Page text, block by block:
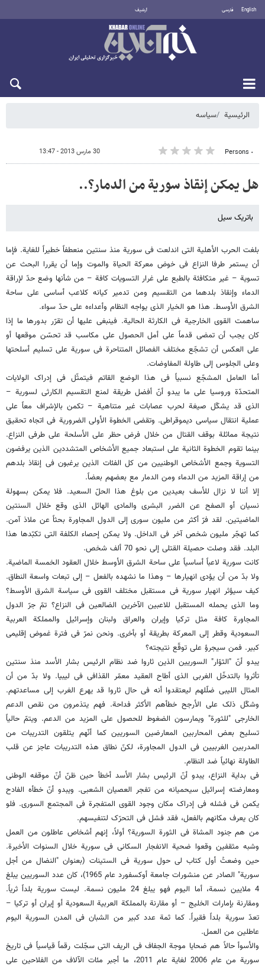
English فارسی أرشيف
الرئيسية سیاسه
٠ Persons 30 مارس 2013 - 13:47
هل یمکن إنقاذ سوریة من الدمار؟..
باتریک سیل
بلغت الحرب الأهلیة التی اندلعت فی سوریة منذ سنتین منعطفاً خطیراً للغایة. فإما
أن یستمر طرفا النزاع فی خوض معرکة الحیاة والموت وإما أن یقررا البحث عن
تسویة – غیر متکافئة بالطبع على غرار التسویات کافة – من شأنها وضع حدّ لإراقة
الدماء وإنقاذ بلدهما من التقسیم ومن تدمیر کیانه کلاعب أساسی على ساحة
الشرق الأوسط. هذا هو الخیار الذی یواجه النظام وأعداءه على حدّ سواء.
ساهمت القوى الخارجیة فی الکارثة الحالیة. فینبغی علیها أن تقرّر بدورها ما إذا
کان یجب أن تمضی قدماً على أمل الحصول على مکاسب قد تحسّن موقعها أو
على العکس أن تشجّع مختلف الفصائل المتناحرة فی سوریة على تسلیم أسلحتها
وعلى الجلوس إلى طاولة المفاوضات.
أما العامل المشجّع نسبیاً فی هذا الوضع القاتم فیتمثّل فی إدراک الولایات
المتحدّة وروسیا على ما یبدو أنّ أفضل طریقة لمنع التقسیم الکارثی لسوریة –
الذی قد یشکّل صیغة لحرب عصابات غیر متناهیة – تکمن بالإشراف معاً على
عملیة انتقال سیاسی دیموقراطی. وتقضی الخطوة الأولى الضروریة فی اتجاه تحقیق
نتیجة مماثلة بوقف القتال من خلال فرض حظر على الأسلحة على طرفی النزاع.
بینما تقوم الخطوة الثانیة على استبعاد جمیع الأشخاص المتشددین الذین یرفضون
التسویة وجمع الأشخاص الوطنیین من کل الفئات الذین یرغبون فی إنقاذ بلدهم
من إراقة المزید من الدماء ومن الدمار مع بعضهم بعضاً.
إلا أننا لا نزال للأسف بعیدین من بلوغ هذا الحلّ السعید. فلا یمکن بسهولة
نسیان أو الصفح عن الضرر البشری والمادی الهائل الذی وقع خلال السنتین
الماضیتین. لقد فرّ أکثر من ملیون سوری إلى الدول المجاورة بحثاً عن ملاذ آمن.
کما تهجّر ملیون شخص آخر فی الداخل. ولا یمکن إحصاء الکلفة التی تکبّدها هذا
البلد. فقد وصلت حصیلة القتلى إلى نحو 70 ألف شخص.
کانت سوریة لاعباً أساسیاً على ساحة الشرق الأوسط خلال العقود الخمسة الماضیة.
ولا بدّ من أن یؤدی انهیارها – وهذا ما نشهده بالفعل – إلى تبعات واسعة النطاق.
کیف سیؤثر انهیار سوریة فی مستقبل مختلف القوى فی سیاسة الشرق الأوسط؟
وما الذی یحمله المستقبل للاعبین الآخرین الضالعین فی النزاع؟ تمّ جرّ الدول
المجاورة کافة مثل ترکیا وإیران والعراق ولبنان وإسرائیل والمملکة العربیة
السعودیة وقطر إلى المعرکة بطریقة أو بأخرى. ونحن نمرّ فی فترة غموض إقلیمی
کبیر. فمن سیجرؤ على توقّع نتیجته؟
یبدو أنّ "الثوّار" السوریین الذین ثاروا ضد نظام الرئیس بشار الأسد منذ سنتین
تأثروا بالتدخّل الغربی الذی أطاح العقید معمّر القذافی فی لیبیا. ولا بدّ من أن
المثال اللیبی ضلّلهم لیعتقدوا أنه فی حال ثاروا قد یهرع الغرب إلى مساعدتهم.
وشکّل ذلک على الأرجح خطأهم الأکثر فداحة. فهم یتذمرون من نقص الدعم
الخارجی "للثورة" ویمارسون الضغوط للحصول على المزید من الدعم. ویتمّ حالیاً
تسلیح بعض المحاربین المعارضین السوریین کما أنّهم یتلقون التدریبات من
المدربین الغربیین فی الدول المجاورة، لکنّ نطاق هذه التدریبات عاجز عن قلب
الطاولة نهائیاً ضد النظام.
فی بدایة النزاع، یبدو أنّ الرئیس بشار الأسد أخطأ حین ظنّ أنّ موقفه الوطنی
ومعارضته إسرائیل سیحمیانه من تفجر العصیان الشعبی. ویبدو أنّ خطأه الفادح
یکمن فی فشله فی إدراک مکان وجود القوى المتفجرة فی المجتمع السوری. فلو
کان یعرف مکانهم بالفعل، فقد فشل فی التحرّک لتنفیسهم.
من هم جنود المشاة فی الثورة السوریة؟ أولاً، إنهم أشخاص عاطلون من العمل
وشبه مثقفین وقعوا ضحیة الانفجار السکانی فی سوریة خلال السنوات الأخیرة.
حین وضعتُ أول کتاب لی حول سوریة فی الستینات (بعنوان "النضال من أجل
سوریة" الصادر عن منشورات جامعة أوکسفورد عام 1965)، کان عدد السوریین یبلغ
4 ملایین نسمة، أما الیوم فهو یبلغ 24 ملیون نسمة. لیست سوریة بلداً ثریاً.
ومقارنة بإمارات الخلیج – أو مقارنة بالمملکة العربیة السعودیة أو إیران أو ترکیا –
تعدّ سوریة بلداً فقیراً. کما ثمة عدد کبیر من الشبان فی المدن السوریة الیوم
عاطلین من العمل.
والأسوأ حالاً هم ضحایا موجة الجفاف فی الریف التی سجّلت رقماً قیاسیاً فی تاریخ
سوریة من عام 2006 لغایة عام 2011، ما أجبر مئات الآلاف من الفلاحین على